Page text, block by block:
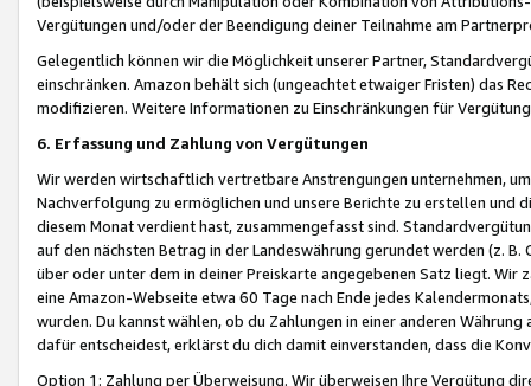
Vergütungen und/oder der Beendigung deiner Teilnahme am
Gelegentlich können wir die Möglichkeit unserer Partner,
einschränken. Amazon behält sich (ungeachtet etwaiger Fristen) das
modifizieren. Weitere Informationen zu Einschränkungen für
6. Erfassung und Zahlung von Vergütungen
Wir werden wirtschaftlich vertretbare Anstrengungen unternehmen,
Nachverfolgung zu ermöglichen und unsere Berichte zu erstellen und
diesem Monat verdient hast, zusammengefasst sind.
auf den nächsten Betrag in der Landeswährung gerundet werden (z.
über oder unter dem in deiner Preiskarte angegebenen Satz liegt.
eine Amazon-Webseite etwa 60 Tage nach Ende jedes
wurden. Du kannst wählen, ob du Zahlungen in einer anderen
dafür entscheidest, erklärst du dich damit einverstanden, dass die
Option 1: Zahlung per Überweisung. Wir überweisen Ihre Vergütung